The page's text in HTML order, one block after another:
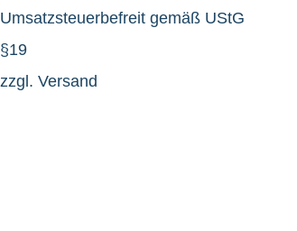
Umsatzsteuerbefreit gemäß UStG
§19
zzgl. Versand